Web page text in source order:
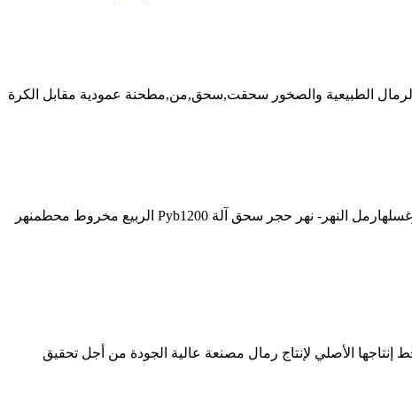
الرمال الطبيعية والصخور سحقت,سحق,من,مطحنة عمودية مقابل الكرة
كسارة الرمل المعمارية المصنعة كسارة الرمل ... بين كسر الرمال نهر الرمال ملموسة الرمل ونهر الرمال -الفرق بين سحق نهر الرمال وغسلهارمل النهر- نهر حجر سحق آلة Pyb1200 الربيع مخروط محطمنهر
إنتاجها الأصلي لإنتاج رمال مصنعة عالية الجودة من أجل تحقيق